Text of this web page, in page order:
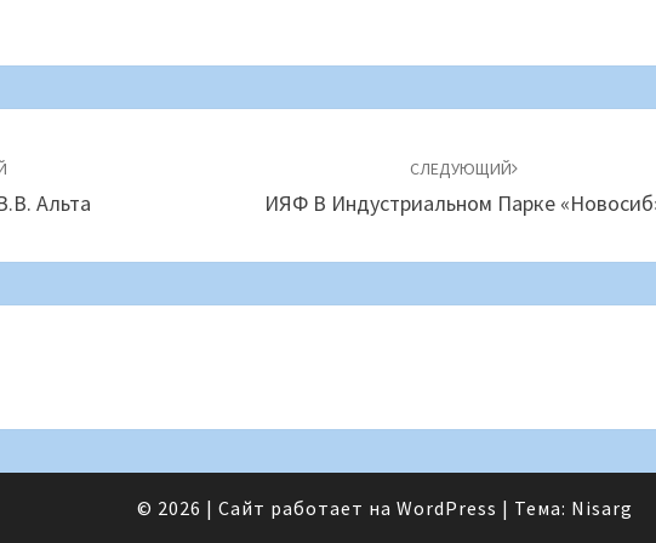
Альта
СЛЕДУЮЩИЙ
ИЯФ В Индустриальном Парке
© 2026 | Сайт работает на WordPress | Тема: Nisarg